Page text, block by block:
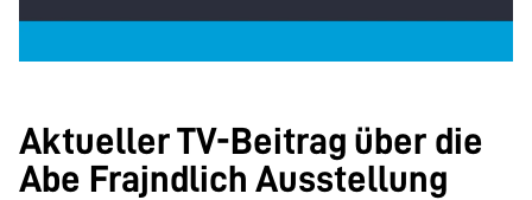
Aktueller TV-Beitrag über die
Abe Frajndlich Ausstellung